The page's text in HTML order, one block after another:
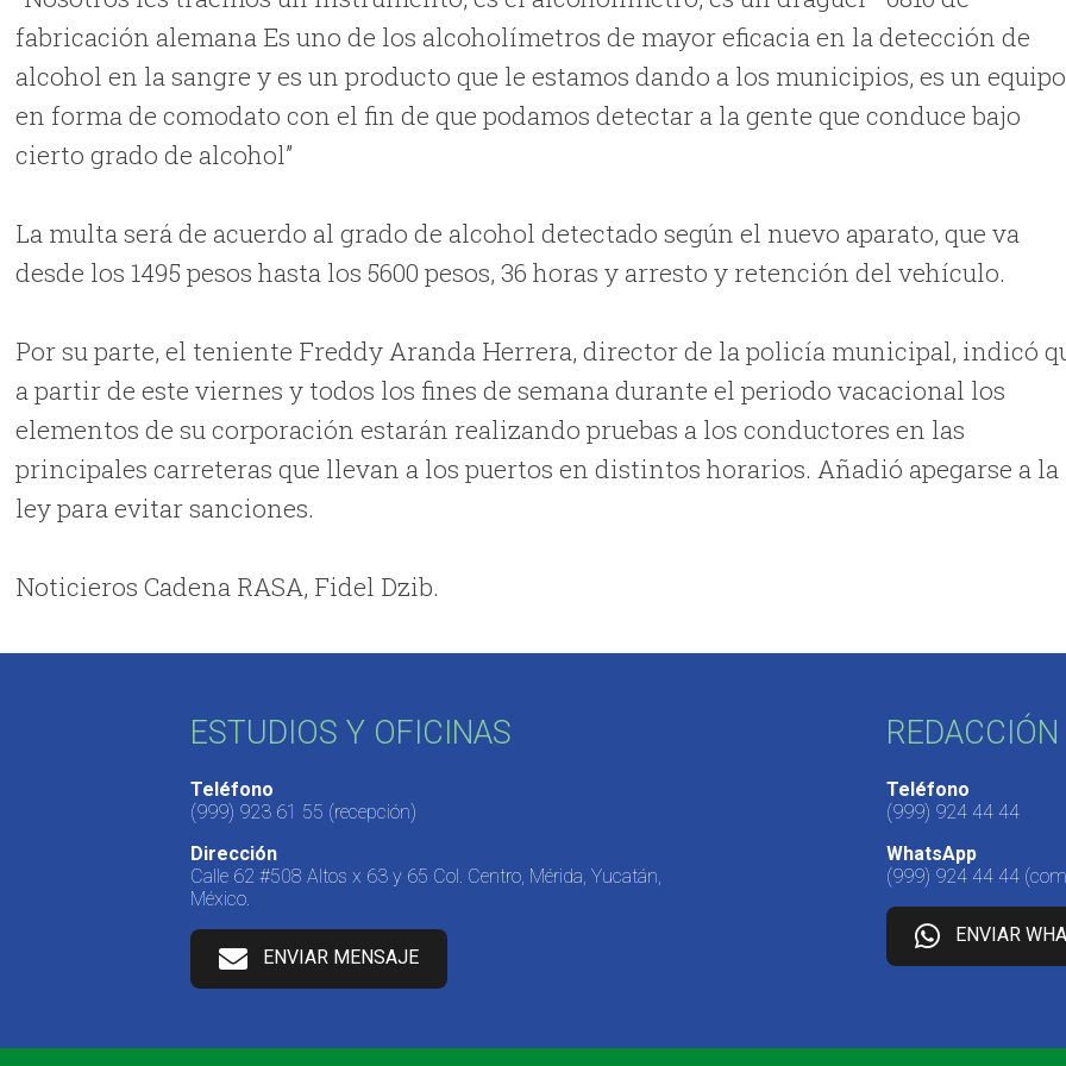
fabricación alemana Es uno de los alcoholímetros de mayor eficacia en la detección de
alcohol en la sangre y es un producto que le estamos dando a los municipios, es un equipo
en forma de comodato con el fin de que podamos detectar a la gente que conduce bajo
cierto grado de alcohol”
La multa será de acuerdo al grado de alcohol detectado según el nuevo aparato, que va
desde los 1495 pesos hasta los 5600 pesos, 36 horas y arresto y retención del vehículo.
Por su parte, el teniente Freddy Aranda Herrera, director de la policía municipal, indicó
a partir de este viernes y todos los fines de semana durante el periodo vacacional los
elementos de su corporación estarán realizando pruebas a los conductores en las
principales carreteras que llevan a los puertos en distintos horarios. Añadió apegarse a la
ley para evitar sanciones.
Noticieros Cadena RASA, Fidel Dzib.
ESTUDIOS Y OFICINAS
Teléfono
(999) 923 61 55 (recepción)
Dirección
Calle 62 #508 Altos x 63 y 65 Col. Centro, Mérida, Yucatán,
México.
ENVIAR MENSAJE
Teléfono
(999) 924 44 44
WhatsApp
(999) 924 44 44
ENVIAR